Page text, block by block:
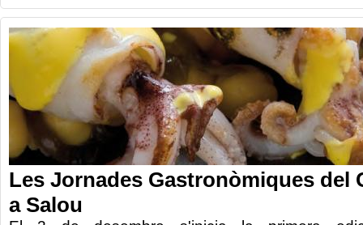
Les Jornades Gastronòmiques del
a Salou